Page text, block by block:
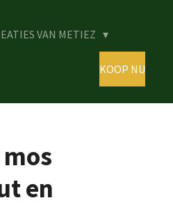
VAN METIEZ
KOOP NU
en